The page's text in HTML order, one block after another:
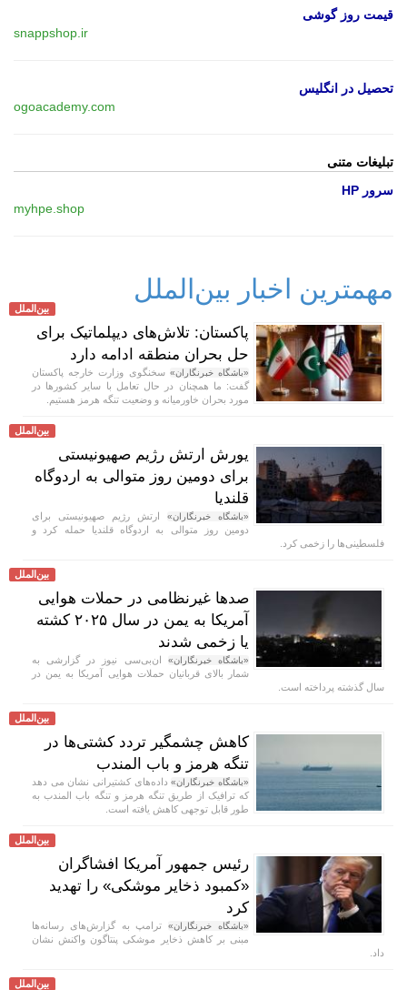
قیمت روز گوشی
snappshop.ir
تحصیل در انگلیس
ogoacademy.com
تبلیغات متنی
سرور HP
myhpe.shop
مهمترین اخبار بین‌الملل
بین‌الملل
پاکستان: تلاش‌های دیپلماتیک برای
حل بحران منطقه ادامه دارد
«باشگاه خبرنگاران» سخنگوی وزارت خارجه پاکستان
گفت: ما همچنان در حال تعامل با سایر کشور‌ها در
مورد بحران خاورمیانه و وضعیت تنگه هرمز هستیم.
بین‌الملل
یورش ارتش رژیم صهیونیستی
برای دومین روز متوالی به اردوگاه
قلندیا
«باشگاه خبرنگاران» ارتش رژیم صهیونیستی برای
دومین روز متوالی به اردوگاه قلندیا حمله کرد و
فلسطینی‌ها را زخمی کرد.
بین‌الملل
صد‌ها غیرنظامی در حملات هوایی
آمریکا به یمن در سال ۲۰۲۵ کشته
یا زخمی شدند
«باشگاه خبرنگاران» ان‌بی‌سی نیوز در گزارشی به
شمار بالای قربانیان حملات هوایی آمریکا به یمن در
سال گذشته پرداخته است.
بین‌الملل
کاهش چشمگیر تردد کشتی‌ها در
تنگه هرمز و باب المندب
«باشگاه خبرنگاران»داده‌های کشتیرانی نشان می دهد
که ترافیک از طریق تنگه هرمز و تنگه باب المندب به
طور قابل توجهی کاهش یافته است.
بین‌الملل
رئیس جمهور آمریکا افشاگران
«کمبود ذخایر موشکی» را تهدید
کرد
«باشگاه خبرنگاران»ترامپ به گزارش‌های رسانه‌ها
مبنی بر کاهش ذخایر موشکی پنتاگون واکنش نشان
داد.
بین‌الملل